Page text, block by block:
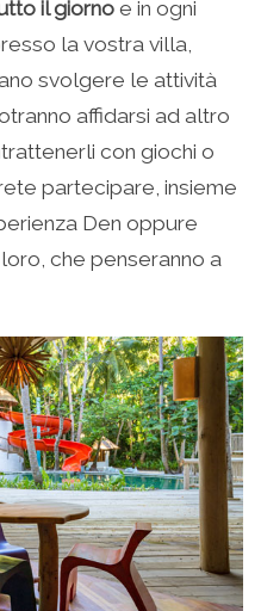
il giornoe in ogni
la vostra villa,
svolgere le attività
affidarsi ad altro
con giochi o
partecipare, insieme
Den oppure
che penseranno a